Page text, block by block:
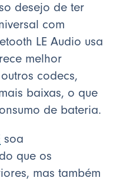
desejo de ter
com
LE Audio usa
melhor
codecs,
baixas, o que
de bateria.
soa
que os
mas também